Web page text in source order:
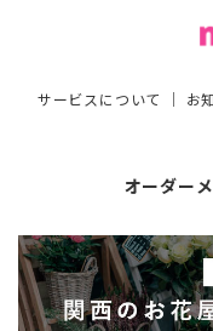
サービスについて ｜ お
オーダー